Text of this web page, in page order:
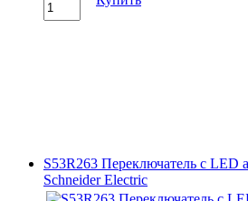
S53R263 Переключатель с
Schneider Electric